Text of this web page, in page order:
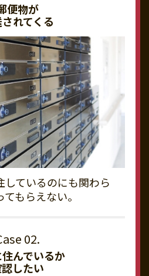
便物が
れてくる
ているのにも関わら
もらえない。
んでいるか
したい